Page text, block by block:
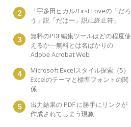
「宇多田ヒカル/First Loveの「だろ
う」説「だはー」説に終止符」
無料のPDF編集ツールはどの程度使
えるか―無料とは名ばかりの
Adobe Acrobat Web
Microsoft Excelスタイル探索（5）
Excelのテーマと標準フォントの関
係
出力結果の PDF に勝手にリンクが
作成されてしまう現象